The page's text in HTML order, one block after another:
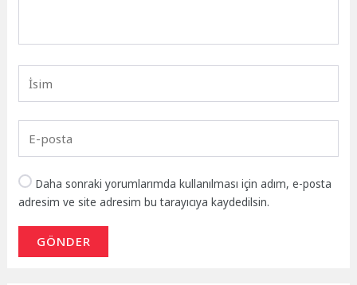
Daha sonraki yorumlarımda kullanılması için adım, e-posta
adresim ve site adresim bu tarayıcıya kaydedilsin.
GÖNDER